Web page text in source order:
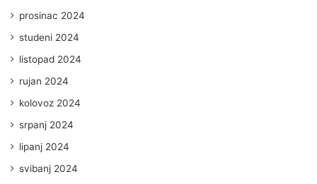
prosinac 2024
studeni 2024
listopad 2024
rujan 2024
kolovoz 2024
srpanj 2024
lipanj 2024
svibanj 2024